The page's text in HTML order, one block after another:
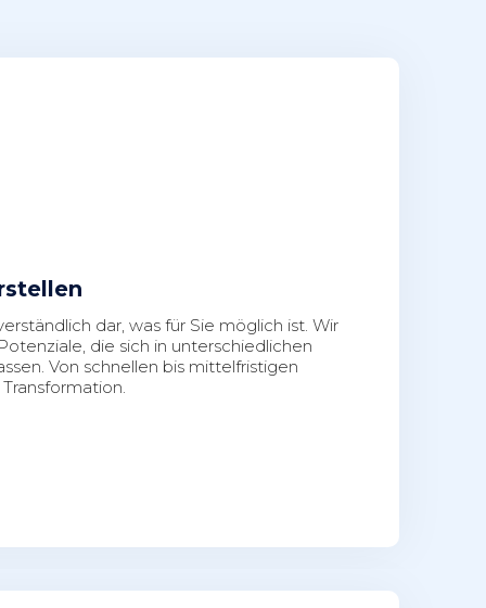
dar, was für Sie möglich ist. Wir
die sich in unterschiedlichen
Von schnellen bis mittelfristigen